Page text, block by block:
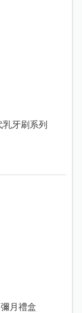
乳牙刷系列
月禮盒